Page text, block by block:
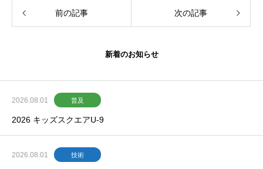
前の記事 次の記事
新着のお知らせ
2026.08.01 普及
2026 キッズスクエアU-9
2026.08.01 技術